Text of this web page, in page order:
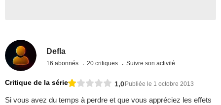
Defla
16 abonnés 20 critiques Suivre son activité
Critique de la série 1,0Publiée le 1 octobre 2013
Si vous avez du temps à perdre et que vous appréciez les effets